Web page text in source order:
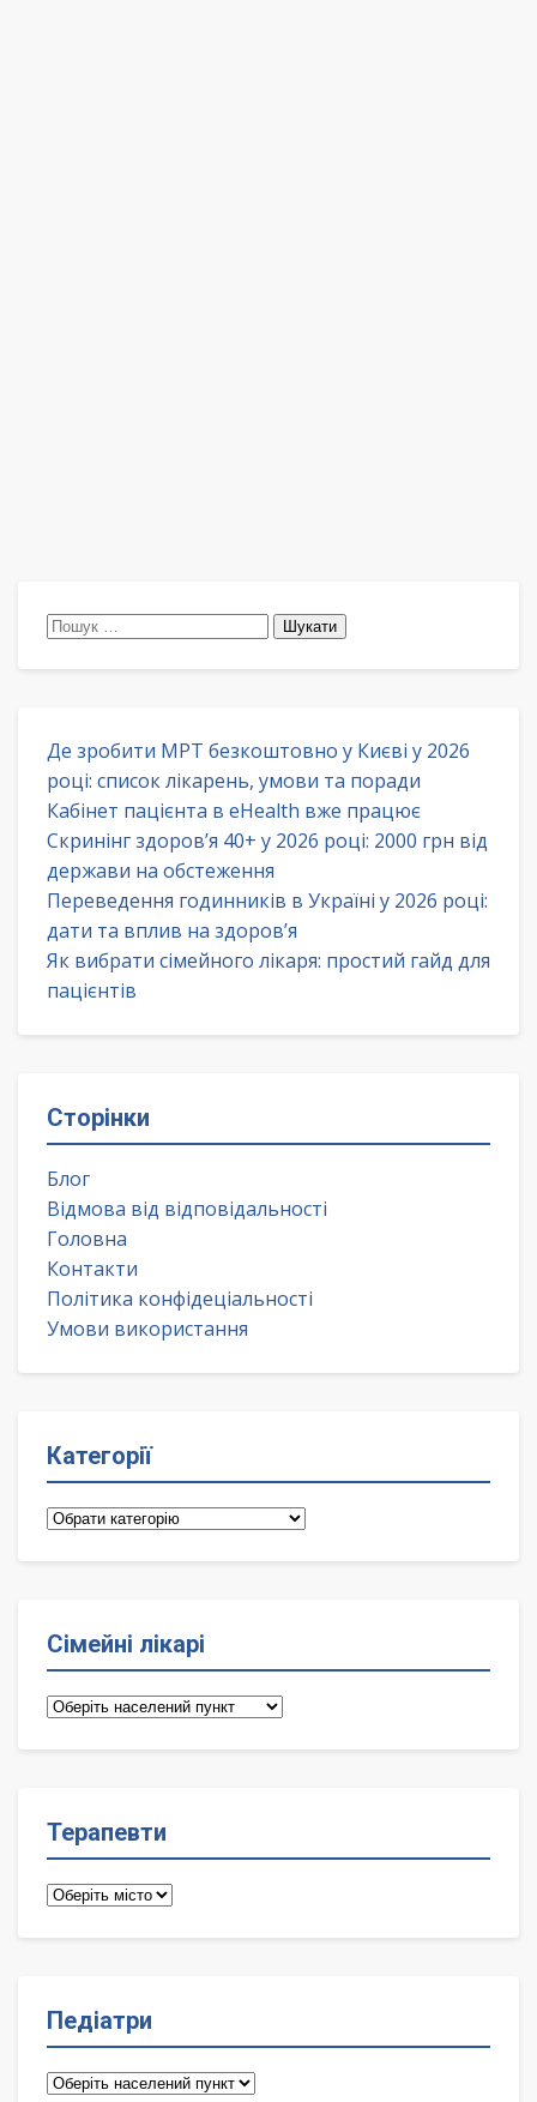
Пошук:
Де зробити МРТ безкоштовно у Києві у 2026
році: список лікарень, умови та поради
Кабінет пацієнта в eHealth вже працює
Скринінг здоров’я 40+ у 2026 році: 2000 грн від
держави на обстеження
Переведення годинників в Україні у 2026 році:
дати та вплив на здоров’я
Як вибрати сімейного лікаря: простий гайд для
пацієнтів
Сторінки
Блог
Відмова від відповідальності
Головна
Контакти
Політика конфідеціальності
Умови використання
Категорії
Категорії
Сімейні лікарі
Сімейні
Терапевти
Терапевти
Педіатри
Педіатри